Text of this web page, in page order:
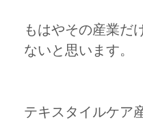
もはやその産業だ
ないと思います。
テキスタイルケア